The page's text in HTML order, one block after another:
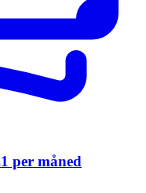
per måned